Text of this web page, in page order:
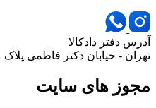
آدرس دفتر دادکالا
تهران - خیابان دکتر فاطمی پلاک 221 طبقه 6 واحد 601
مجوز های سایت